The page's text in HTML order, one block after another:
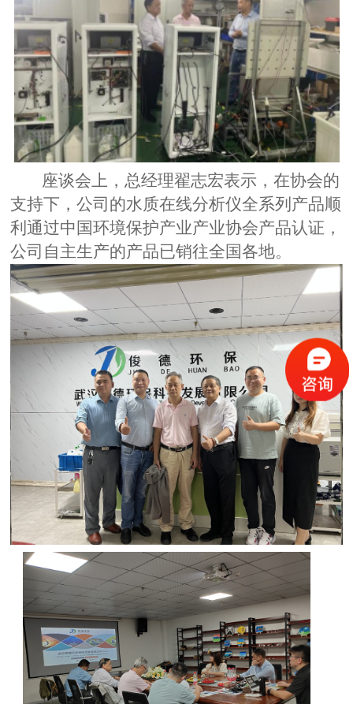
座谈会上，总经理翟志宏表示，在协会的
支持下，公司的水质在线分析仪全系列产品顺
利通过中国环境保护产业产业协会产品认证，
公司自主生产的产品已销往全国各地。